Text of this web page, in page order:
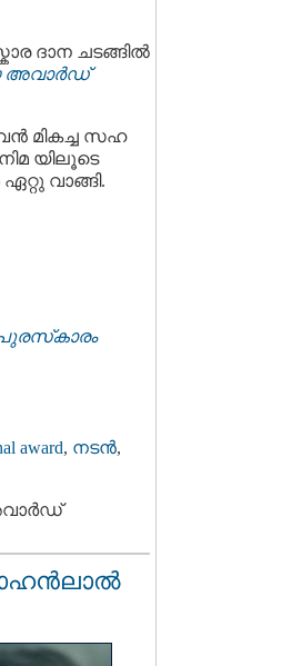
ദാന ചടങ്ങിൽ
അവാർഡ്
മികച്ച സഹ
യിലൂടെ
വാങ്ങി.
award, നടന്‍,